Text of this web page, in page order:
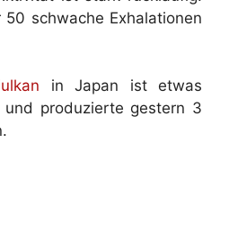
schwache Exhalationen
in Japan ist etwas
und produzierte gestern 3